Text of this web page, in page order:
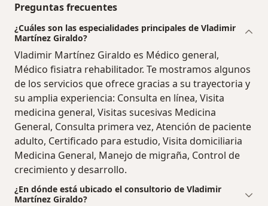
Preguntas frecuentes
¿Cuáles son las especialidades principales de Vladimir
Martínez Giraldo?
Vladimir Martínez Giraldo es Médico general,
Médico fisiatra rehabilitador. Te mostramos algunos
de los servicios que ofrece gracias a su trayectoria y
su amplia experiencia: Consulta en línea, Visita
medicina general, Visitas sucesivas Medicina
General, Consulta primera vez, Atención de paciente
adulto, Certificado para estudio, Visita domiciliaria
Medicina General, Manejo de migraña, Control de
crecimiento y desarrollo.
¿En dónde está ubicado el consultorio de Vladimir
Martínez Giraldo?